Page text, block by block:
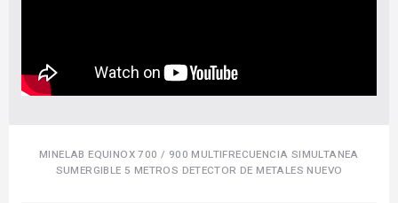
MINELAB EQUINOX 700 / 900 MULTIFRECUENCIA SIMULTANEA
SUMERGIBLE 5 METROS DETECTOR DE METALES NUEVO